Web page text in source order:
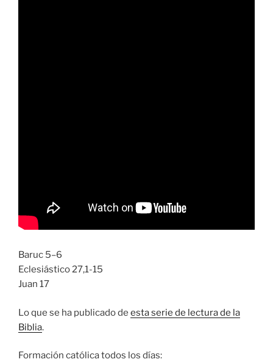
Baruc 5–6
Eclesiástico 27,1-15
Juan 17
Lo que se ha publicado de esta serie de lectura de la
Biblia.
Formación católica todos los días: